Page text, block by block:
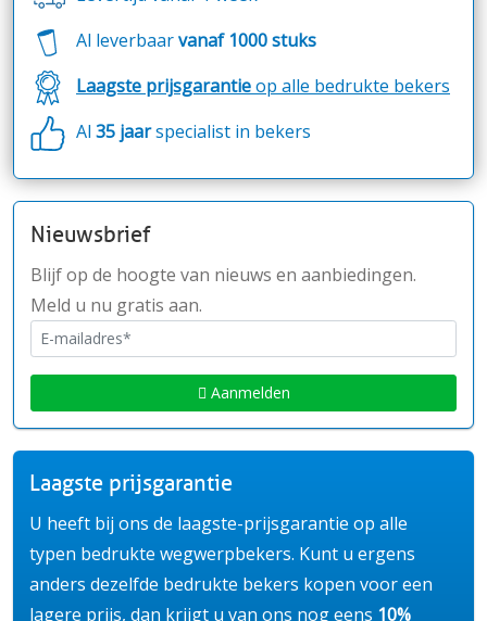
Al leverbaarvanaf 1000 stuks
Laagste prijsgarantieop alle bedrukte bekers
Al 35 jaarspecialist in bekers
Nieuwsbrief
Blijf op de hoogte van nieuws en aanbiedingen.
Meld u nu gratis aan.
Aanmelden
Laagste prijsgarantie
U heeft bij ons de laagste-prijsgarantie op alle
typen bedrukte wegwerpbekers. Kunt u ergens
anders dezelfde bedrukte bekers kopen voor een
lagere prijs, dan krijgt u van ons nog eens 10%